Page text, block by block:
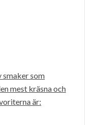
smaker som
mest kräsna och
är: